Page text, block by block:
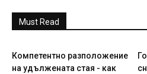
Must Read
Компетентно разположение
на удължената стая - как